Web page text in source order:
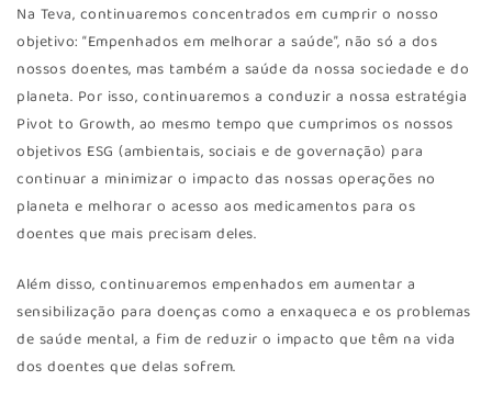
Na Teva, continuaremos concentrados em cumprir o nosso
objetivo: “Empenhados em melhorar a saúde”, não só a dos
nossos doentes, mas também a saúde da nossa sociedade e do
planeta. Por isso, continuaremos a conduzir a nossa estratégia
Pivot to Growth, ao mesmo tempo que cumprimos os nossos
objetivos ESG (ambientais, sociais e de governação) para
continuar a minimizar o impacto das nossas operações no
planeta e melhorar o acesso aos medicamentos para os
doentes que mais precisam deles.
Além disso, continuaremos empenhados em aumentar a
sensibilização para doenças como a enxaqueca e os problemas
de saúde mental, a fim de reduzir o impacto que têm na vida
dos doentes que delas sofrem.